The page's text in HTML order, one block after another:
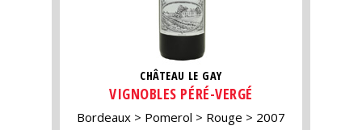
CHÂTEAU LE GAY
VIGNOBLES PÉRÉ-VERGÉ
Bordeaux Pomerol Rouge 2007